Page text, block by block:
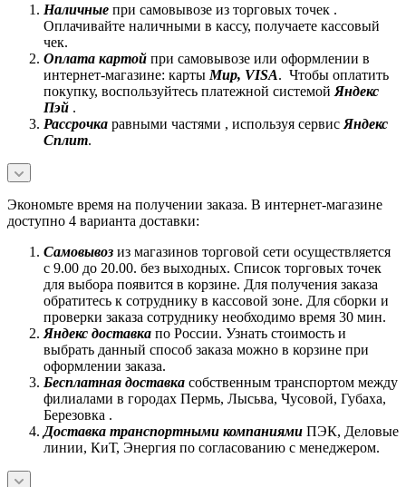
Наличные при самовывозе из торговых точек .
Оплачивайте наличными в кассу, получаете кассовый
чек.
Оплата картой при самовывозе или оформлении в
интернет-магазине: карты Mир, VISA. Чтобы оплатить
покупку, воспользуйтесь платежной системой Яндекс
Пэй .
Рассрочка равными частями , используя сервис Яндекс
Сплит.
Экономьте время на получении заказа. В интернет-магазине
доступно 4 варианта доставки:
Самовывоз из магазинов торговой сети осуществляется
с 9.00 до 20.00. без выходных. Список торговых точек
для выбора появится в корзине. Для получения заказа
обратитесь к сотруднику в кассовой зоне. Для сборки и
проверки заказа сотруднику необходимо время 30 мин.
Яндекс доставка по России. Узнать стоимость и
выбрать данный способ заказа можно в корзине при
оформлении заказа.
Бесплатная доставка собственным транспортом между
филиалами в городах Пермь, Лысьва, Чусовой, Губаха,
Березовка .
Доставка транспортными компаниями ПЭК, Деловые
линии, КиТ, Энергия по согласованию с менеджером.